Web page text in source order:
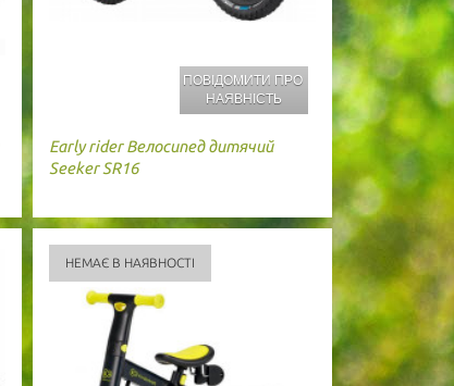
ПОВІДОМИТИ ПРО
НАЯВНІСТЬ
Early rider Велосипед дитячий
Seeker SR16
НЕМАЄ В НАЯВНОСТІ